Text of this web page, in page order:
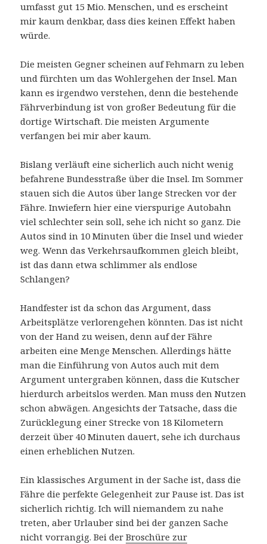
umfasst gut 15 Mio. Menschen, und es erscheint
mir kaum denkbar, dass dies keinen Effekt haben
würde.
Die meisten Gegner scheinen auf Fehmarn zu leben
und fürchten um das Wohlergehen der Insel. Man
kann es irgendwo verstehen, denn die bestehende
Fährverbindung ist von großer Bedeutung für die
dortige Wirtschaft. Die meisten Argumente
verfangen bei mir aber kaum.
Bislang verläuft eine sicherlich auch nicht wenig
befahrene Bundesstraße über die Insel. Im Sommer
stauen sich die Autos über lange Strecken vor der
Fähre. Inwiefern hier eine vierspurige Autobahn
viel schlechter sein soll, sehe ich nicht so ganz. Die
Autos sind in 10 Minuten über die Insel und wieder
weg. Wenn das Verkehrsaufkommen gleich bleibt,
ist das dann etwa schlimmer als endlose
Schlangen?
Handfester ist da schon das Argument, dass
Arbeitsplätze verlorengehen könnten. Das ist nicht
von der Hand zu weisen, denn auf der Fähre
arbeiten eine Menge Menschen. Allerdings hätte
man die Einführung von Autos auch mit dem
Argument untergraben können, dass die Kutscher
hierdurch arbeitslos werden. Man muss den Nutzen
schon abwägen. Angesichts der Tatsache, dass die
Zurücklegung einer Strecke von 18 Kilometern
derzeit über 40 Minuten dauert, sehe ich durchaus
einen erheblichen Nutzen.
Ein klassisches Argument in der Sache ist, dass die
Fähre die perfekte Gelegenheit zur Pause ist. Das ist
sicherlich richtig. Ich will niemandem zu nahe
treten, aber Urlauber sind bei der ganzen Sache
nicht vorrangig. Bei derBroschüre zur